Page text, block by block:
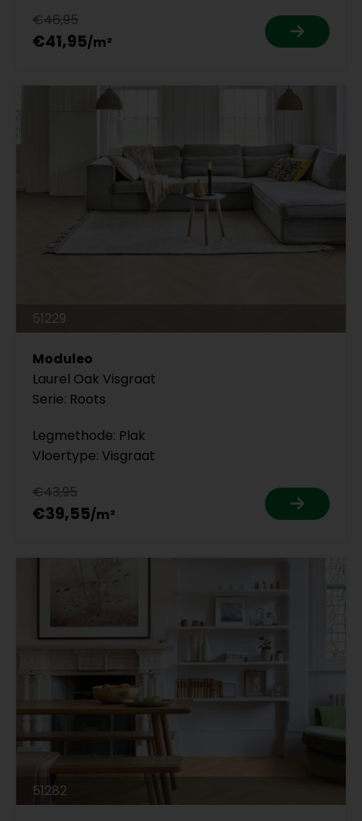
€46,95
€41,95
51229
Moduleo
Laurel Oak Visgraat
Serie: Roots
Legmethode: Plak
Vloertype: Visgraat
€43,95
€39,55
51282